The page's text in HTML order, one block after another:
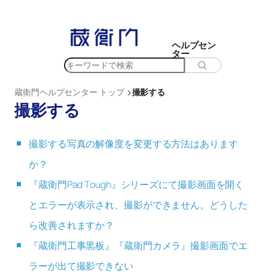
ヘルプセン
ター
検
蔵衛門ヘルプセンター トップ >撮影する
撮影する
撮影する写真の解像度を変更する方法はあります
か？
『蔵衛門Pad Tough』シリーズにて撮影画面を開く
とエラーが表示され、撮影ができません。どうした
ら改善されますか？
『蔵衛門工事黒板』『蔵衛門カメラ』撮影画面でエ
ラーが出て撮影できない